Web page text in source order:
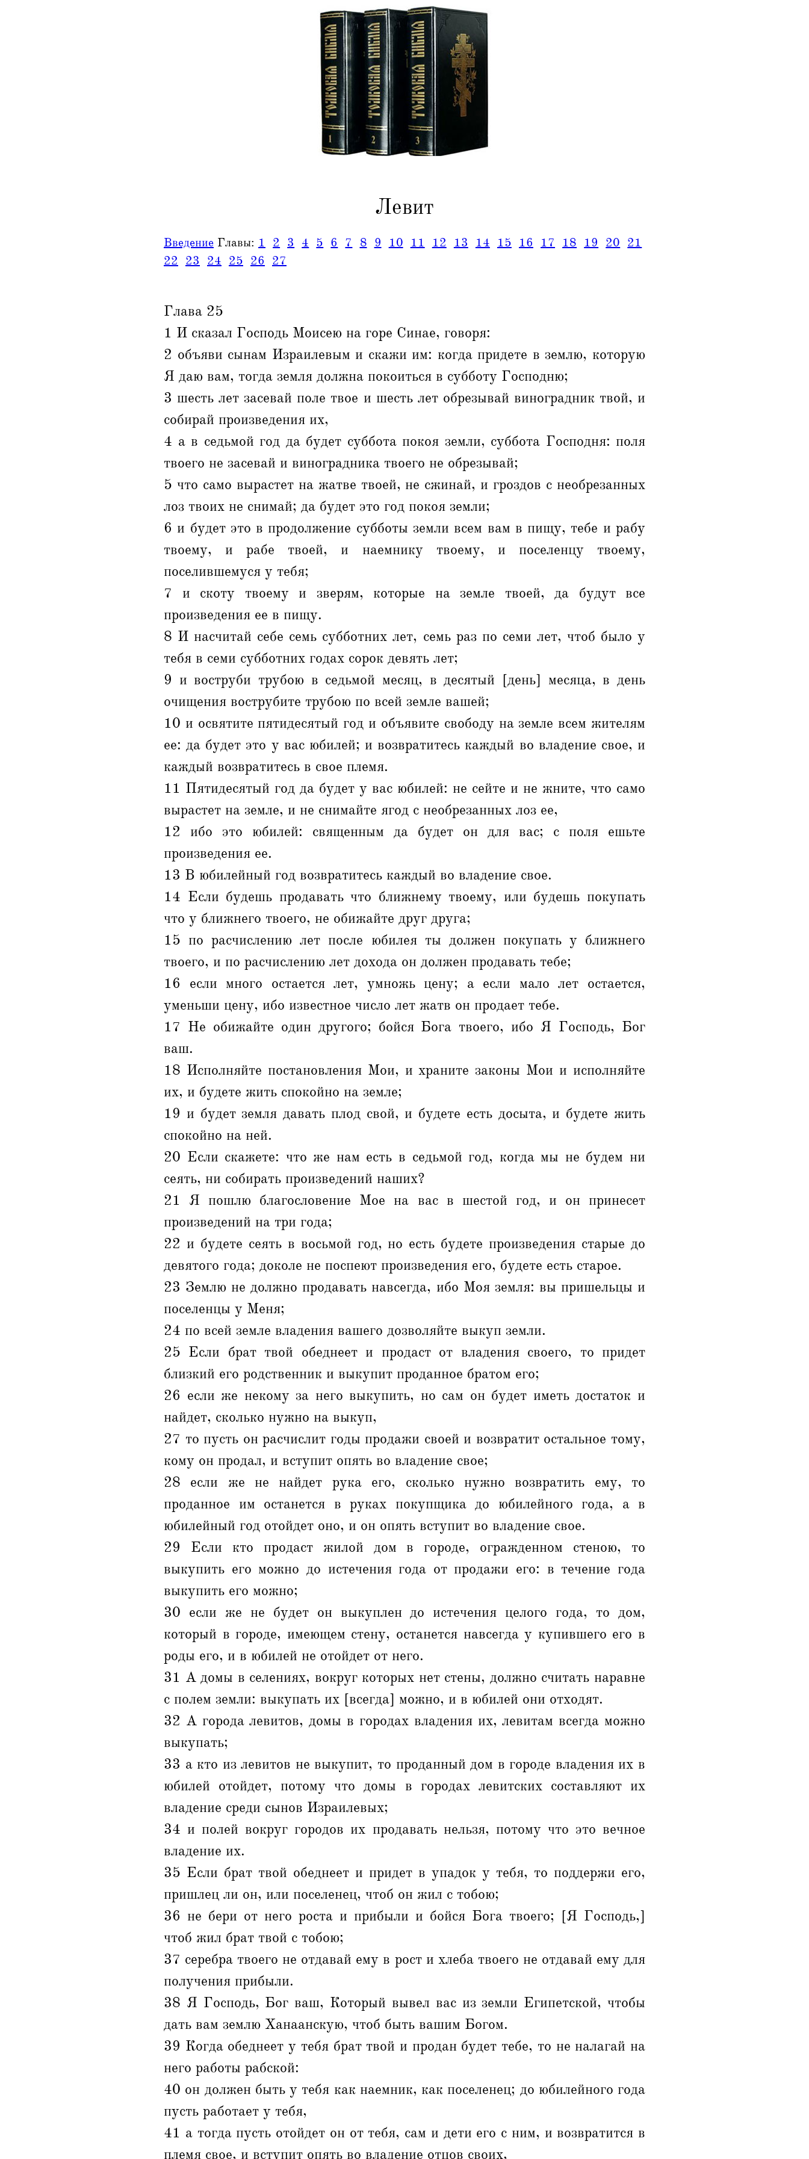
Левит
Введение Главы: 1 2 3 4 5 6 7 8 9 10 11 12 13 14 15 16 17 18 19 20 21
22 23 24 25 26 27
Глава 25
1 И сказал Господь Моисею на горе Синае, говоря:
2 объяви сынам Израилевым и скажи им: когда придете в землю, которую
Я даю вам, тогда земля должна покоиться в субботу Господню;
3 шесть лет засевай поле твое и шесть лет обрезывай виноградник твой, и
собирай произведения их,
4 а в седьмой год да будет суббота покоя земли, суббота Господня: поля
твоего не засевай и виноградника твоего не обрезывай;
5 что само вырастет на жатве твоей, не сжинай, и гроздов с необрезанных
лоз твоих не снимай; да будет это год покоя земли;
6 и будет это в продолжение субботы земли всем вам в пищу, тебе и рабу
твоему, и рабе твоей, и наемнику твоему, и поселенцу твоему,
поселившемуся у тебя;
7 и скоту твоему и зверям, которые на земле твоей, да будут все
произведения ее в пищу.
8 И насчитай себе семь субботних лет, семь раз по семи лет, чтоб было у
тебя в семи субботних годах сорок девять лет;
9 и воструби трубою в седьмой месяц, в десятый [день] месяца, в день
очищения вострубите трубою по всей земле вашей;
10 и освятите пятидесятый год и объявите свободу на земле всем жителям
ее: да будет это у вас юбилей; и возвратитесь каждый во владение свое, и
каждый возвратитесь в свое племя.
11 Пятидесятый год да будет у вас юбилей: не сейте и не жните, что само
вырастет на земле, и не снимайте ягод с необрезанных лоз ее,
12 ибо это юбилей: священным да будет он для вас; с поля ешьте
произведения ее.
13 В юбилейный год возвратитесь каждый во владение свое.
14 Если будешь продавать что ближнему твоему, или будешь покупать
что у ближнего твоего, не обижайте друг друга;
15 по расчислению лет после юбилея ты должен покупать у ближнего
твоего, и по расчислению лет дохода он должен продавать тебе;
16 если много остается лет, умножь цену; а если мало лет остается,
уменьши цену, ибо известное число лет жатв он продает тебе.
17 Не обижайте один другого; бойся Бога твоего, ибо Я Господь, Бог
ваш.
18 Исполняйте постановления Мои, и храните законы Мои и исполняйте
их, и будете жить спокойно на земле;
19 и будет земля давать плод свой, и будете есть досыта, и будете жить
спокойно на ней.
20 Если скажете: что же нам есть в седьмой год, когда мы не будем ни
сеять, ни собирать произведений наших?
21 Я пошлю благословение Мое на вас в шестой год, и он принесет
произведений на три года;
22 и будете сеять в восьмой год, но есть будете произведения старые до
девятого года; доколе не поспеют произведения его, будете есть старое.
23 Землю не должно продавать навсегда, ибо Моя земля: вы пришельцы и
поселенцы у Меня;
24 по всей земле владения вашего дозволяйте выкуп земли.
25 Если брат твой обеднеет и продаст от владения своего, то придет
близкий его родственник и выкупит проданное братом его;
26 если же некому за него выкупить, но сам он будет иметь достаток и
найдет, сколько нужно на выкуп,
27 то пусть он расчислит годы продажи своей и возвратит остальное тому,
кому он продал, и вступит опять во владение свое;
28 если же не найдет рука его, сколько нужно возвратить ему, то
проданное им останется в руках покупщика до юбилейного года, а в
юбилейный год отойдет оно, и он опять вступит во владение свое.
29 Если кто продаст жилой дом в городе, огражденном стеною, то
выкупить его можно до истечения года от продажи его: в течение года
выкупить его можно;
30 если же не будет он выкуплен до истечения целого года, то дом,
который в городе, имеющем стену, останется навсегда у купившего его в
роды его, и в юбилей не отойдет от него.
31 А домы в селениях, вокруг которых нет стены, должно считать наравне
с полем земли: выкупать их [всегда] можно, и в юбилей они отходят.
32 А города левитов, домы в городах владения их, левитам всегда можно
выкупать;
33 а кто из левитов не выкупит, то проданный дом в городе владения их в
юбилей отойдет, потому что домы в городах левитских составляют их
владение среди сынов Израилевых;
34 и полей вокруг городов их продавать нельзя, потому что это вечное
владение их.
35 Если брат твой обеднеет и придет в упадок у тебя, то поддержи его,
пришлец ли он, или поселенец, чтоб он жил с тобою;
36 не бери от него роста и прибыли и бойся Бога твоего; [Я Господь,]
чтоб жил брат твой с тобою;
37 серебра твоего не отдавай ему в рост и хлеба твоего не отдавай ему для
получения прибыли.
38 Я Господь, Бог ваш, Который вывел вас из земли Египетской, чтобы
дать вам землю Ханаанскую, чтоб быть вашим Богом.
39 Когда обеднеет у тебя брат твой и продан будет тебе, то не налагай на
него работы рабской:
40 он должен быть у тебя как наемник, как поселенец; до юбилейного года
пусть работает у тебя,
41 а тогда пусть отойдет он от тебя, сам и дети его с ним, и возвратится в
племя свое, и вступит опять во владение отцов своих,